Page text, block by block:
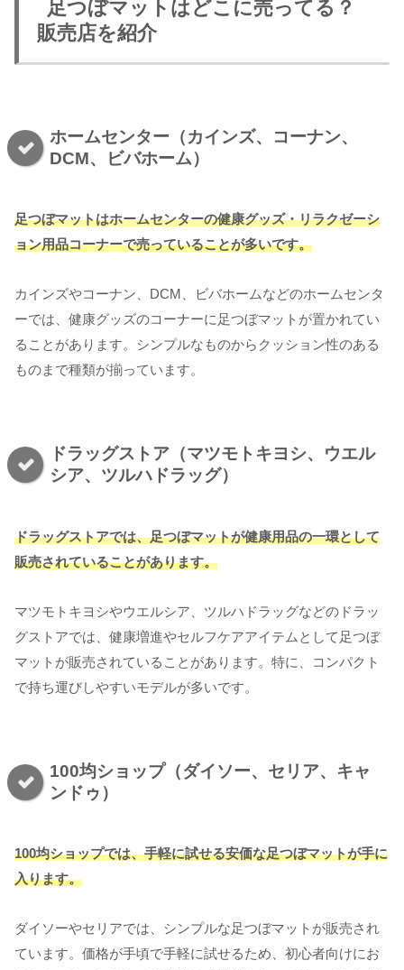
足つぼマットはどこに売ってる？
販売店を紹介
ホームセンター（カインズ、コーナン、
DCM、ビバホーム）
足つぼマットはホームセンターの健康グッズ・リラクゼーシ
ョン用品コーナーで売っていることが多いです。
カインズやコーナン、DCM、ビバホームなどのホームセンタ
ーでは、健康グッズのコーナーに足つぼマットが置かれてい
ることがあります。シンプルなものからクッション性のある
ものまで種類が揃っています。
ドラッグストア（マツモトキヨシ、ウエル
シア、ツルハドラッグ）
ドラッグストアでは、足つぼマットが健康用品の一環として
販売されていることがあります。
マツモトキヨシやウエルシア、ツルハドラッグなどのドラッ
グストアでは、健康増進やセルフケアアイテムとして足つぼ
マットが販売されていることがあります。特に、コンパクト
で持ち運びしやすいモデルが多いです。
100均ショップ（ダイソー、セリア、キャ
ンドゥ）
100均ショップでは、手軽に試せる安価な足つぼマットが手に
入ります。
ダイソーやセリアでは、シンプルな足つぼマットが販売され
ています。価格が手頃で手軽に試せるため、初心者向けにお